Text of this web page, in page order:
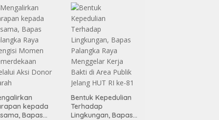
Binter
kepada
Bapas
Bentuk Kepedulian
Terhadap
Lingkungan, Bapas